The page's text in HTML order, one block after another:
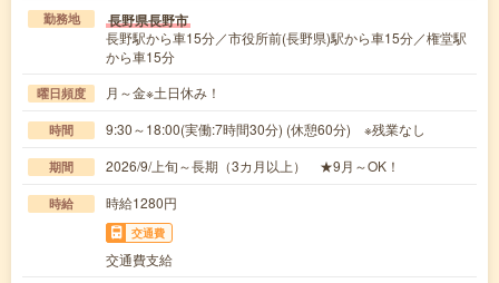
勤務地 長野県長野市
長野駅から車15分／市役所前(長野県)駅から車15分／権堂駅
から車15分
曜日頻度 月～金※土日休み！
時間 9:30～18:00(実働:7時間30分) (休憩60分) ※残業なし
期間 2026/9/上旬～長期（3カ月以上） ★9月～OK！
時給 時給1280円
交通費
交通費支給